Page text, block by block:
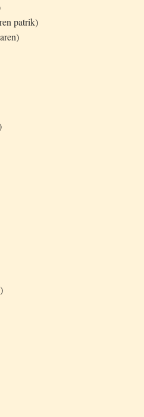
patrik)